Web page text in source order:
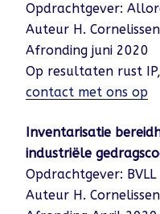
Opdrachtgever:
Auteur H. Cornelissen
Afronding juni 2020
Op resultaten rust IP,
contact met ons op
Inventarisatie
industriële
Opdrachtgever: BVLL
Auteur H. Cornelissen